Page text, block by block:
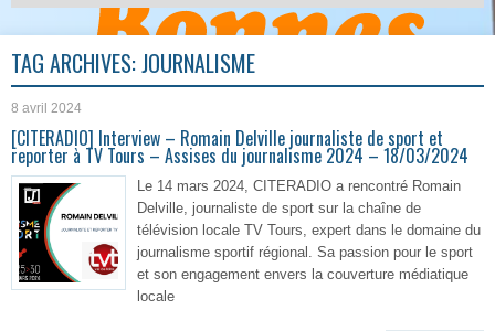
TAG ARCHIVES:JOURNALISME
8 avril 2024
[CITERADIO] Interview – Romain Delville journaliste de sport et
reporter à TV Tours – Assises du journalisme 2024 – 18/03/2024
Le 14 mars 2024, CITERADIO a rencontré Romain
Delville, journaliste de sport sur la chaîne de
télévision locale TV Tours, expert dans le domaine du
journalisme sportif régional. Sa passion pour le sport
et son engagement envers la couverture médiatique
locale